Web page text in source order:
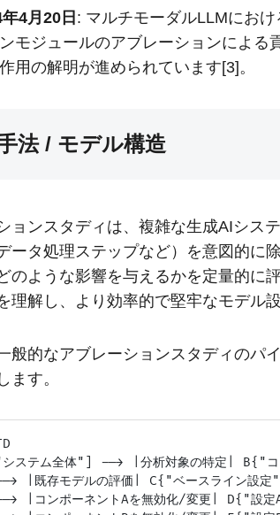
4月20日 : マルチモーダルLLMにお
モジュールのアブレーションによ
用の解明が進められています[3]。
法 / モデル構造
ョンスタディは、複雑な生成AIシス
ータ処理ステップなど）を意図的に
のような影響を与えるかを定量的に
理解し、より効率的で堅牢なモデル
般的なアブレーションスタディのパ
ます。
ステム全体"] --> |分析対象の特定| B{"コ
|既存モデルの評価| C{"ベースライン設定
|コンポーネントAを無効化/変更| D{"設定